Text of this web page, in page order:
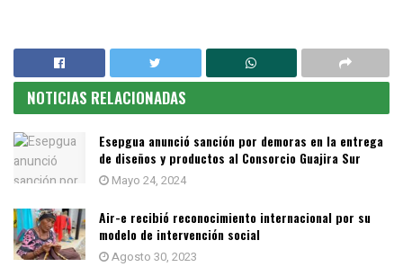
NOTICIAS RELACIONADAS
Esepgua anunció sanción por demoras en la entrega
de diseños y productos al Consorcio Guajira Sur
Mayo 24, 2024
Air-e recibió reconocimiento internacional por su
modelo de intervención social
Agosto 30, 2023